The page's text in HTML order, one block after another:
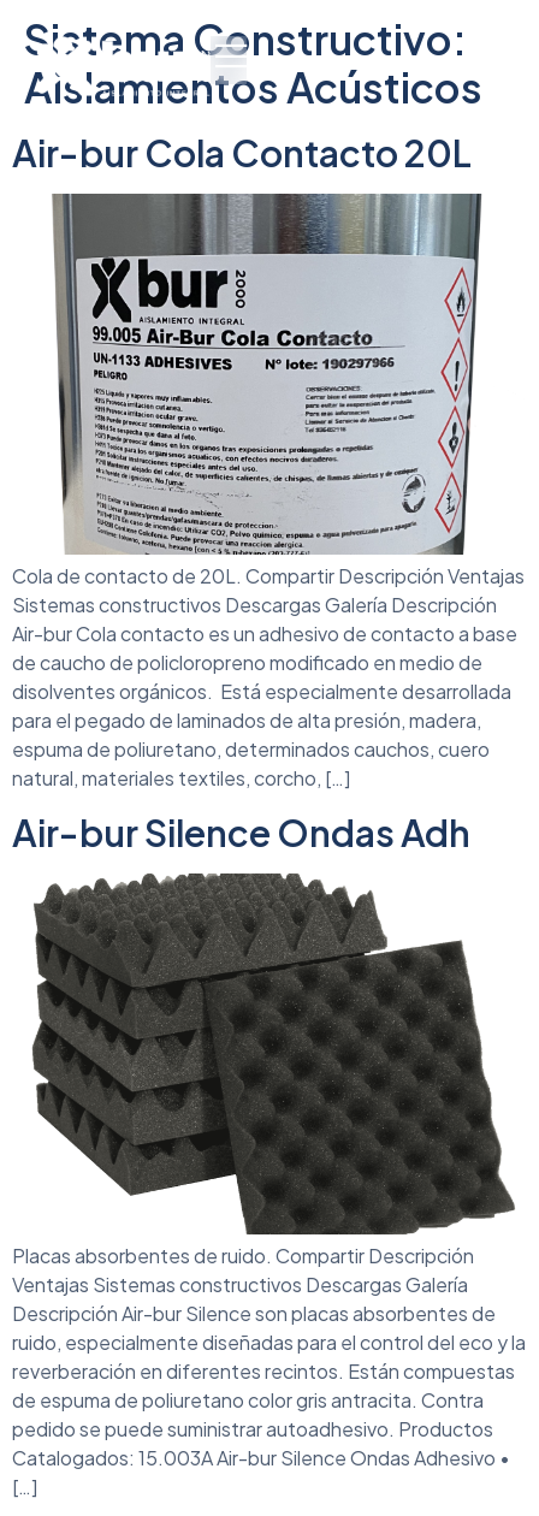
Sistema Constructivo:
Aislamientos Acústicos
Air-bur Cola Contacto 20L
Cola de contacto de 20L. Compartir Descripción Ventajas
Sistemas constructivos Descargas Galería Descripción
Air-bur Cola contacto es un adhesivo de contacto a base
de caucho de policloropreno modificado en medio de
disolventes orgánicos. Está especialmente desarrollada
para el pegado de laminados de alta presión, madera,
espuma de poliuretano, determinados cauchos, cuero
natural, materiales textiles, corcho, […]
Air-bur Silence Ondas Adh
Placas absorbentes de ruido. Compartir Descripción
Ventajas Sistemas constructivos Descargas Galería
Descripción Air-bur Silence son placas absorbentes de
ruido, especialmente diseñadas para el control del eco y la
reverberación en diferentes recintos. Están compuestas
de espuma de poliuretano color gris antracita. Contra
pedido se puede suministrar autoadhesivo. Productos
Catalogados: 15.003A Air-bur Silence Ondas Adhesivo •
[…]